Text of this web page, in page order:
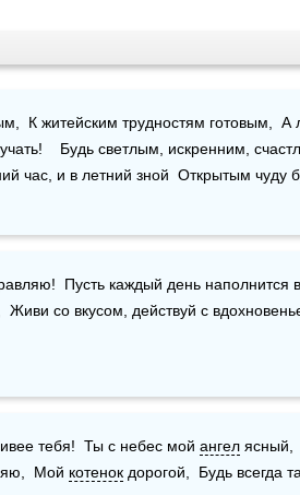
К житейским трудностям готовым,  А
Будь светлым, искренним,
час, и в летний зной  Открытым чуду
Живи со вкусом, действуй с
тебя!  Ты с небес мой ангел
Мой котенок дорогой,  Будь всегда